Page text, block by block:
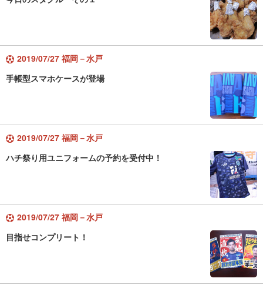
2019/07/27 福岡－水戸
手帳型スマホケースが登場
2019/07/27 福岡－水戸
ハチ祭り用ユニフォームの予約を受付中！
2019/07/27 福岡－水戸
目指せコンプリート！